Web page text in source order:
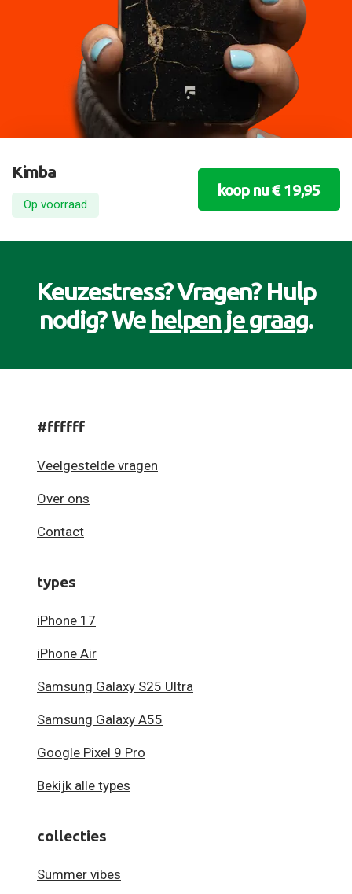
Kimba
Op voorraad
koop nu € 19,95
Keuzestress? Vragen? Hulp
nodig? Wehelpen je graag.
#ffffff
Veelgestelde vragen
Over ons
Contact
types
iPhone 17
iPhone Air
Samsung Galaxy S25 Ultra
Samsung Galaxy A55
Google Pixel 9 Pro
Bekijk alle types
collecties
Summer vibes